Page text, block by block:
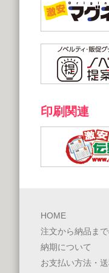
印刷関連
HOME
注文から納品ま
納期について
お支払い方法・